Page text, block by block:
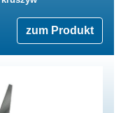
zum Produkt